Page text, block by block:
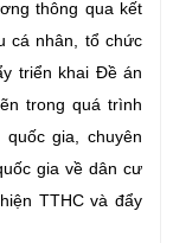
thông qua kết
cá nhân, tổ chức
triển khai Đề án
trong quá trình
gia, chuyên
gia về dân cư
TTHC và đẩy